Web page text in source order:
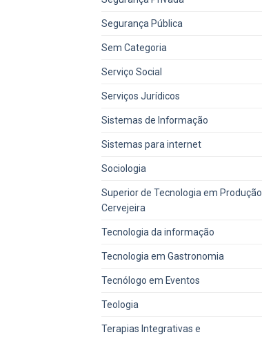
Segurança Pública
Sem Categoria
Serviço Social
Serviços Jurídicos
Sistemas de Informação
Sistemas para internet
Sociologia
Superior de Tecnologia em Produção
Cervejeira
Tecnologia da informação
Tecnologia em Gastronomia
Tecnólogo em Eventos
Teologia
Terapias Integrativas e